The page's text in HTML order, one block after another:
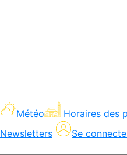
Météo Horaires des
Newsletters
Se